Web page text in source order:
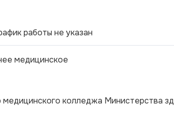
работы не указан
медицинское
колледжа Министерства